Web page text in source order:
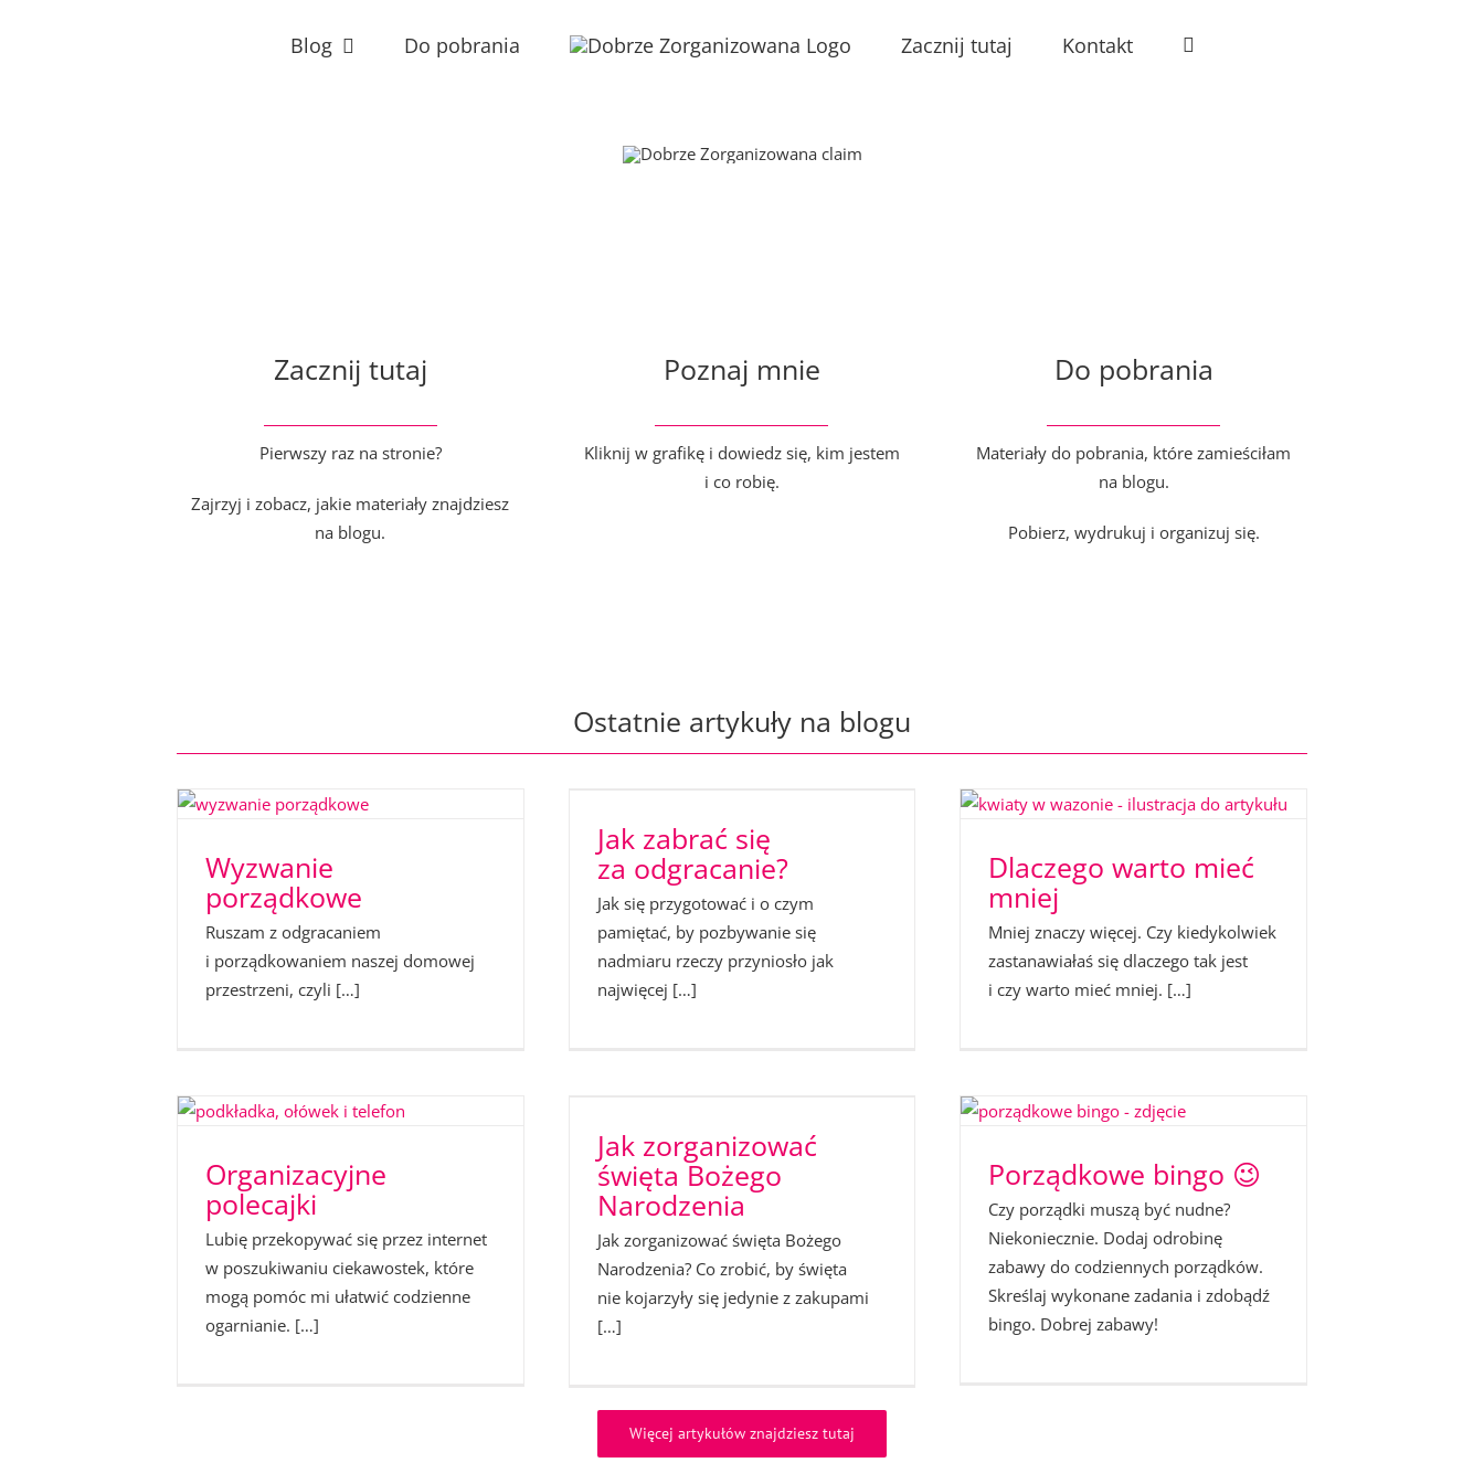
Blog Do pobrania Zacznij tutaj Kontakt
Zacznij tutaj
Pierwszy raz na stronie?
Zajrzyj i zobacz, jakie materiały znajdziesz
na blogu.
Poznaj mnie
Kliknij w grafikę i dowiedz się, kim jestem
i co robię.
Do pobrania
Materiały do pobrania, które zamieściłam
na blogu.
Pobierz, wydrukuj i organizuj się.
Ostatnie artykuły na blogu
Wyzwanie
porządkowe
Ruszam z odgracaniem
i porządkowaniem naszej domowej
przestrzeni, czyli […]
Jak zabrać się
za odgracanie?
Jak się przygotować i o czym
pamiętać, by pozbywanie się
nadmiaru rzeczy przyniosło jak
najwięcej […]
Dlaczego warto mieć
mniej
Mniej znaczy więcej. Czy kiedykolwiek
zastanawiałaś się dlaczego tak jest
i czy warto mieć mniej. […]
Organizacyjne
polecajki
Lubię przekopywać się przez internet
w poszukiwaniu ciekawostek, które
mogą pomóc mi ułatwić codzienne
ogarnianie. […]
Jak zorganizować
święta Bożego
Narodzenia
Jak zorganizować święta Bożego
Narodzenia? Co zrobić, by święta
nie kojarzyły się jedynie z zakupami
[…]
Porządkowe bingo 😉
Czy porządki muszą być nudne?
Niekoniecznie. Dodaj odrobinę
zabawy do codziennych porządków.
Skreślaj wykonane zadania i zdobądź
bingo. Dobrej zabawy!
Więcej artykułów znajdziesz tutaj